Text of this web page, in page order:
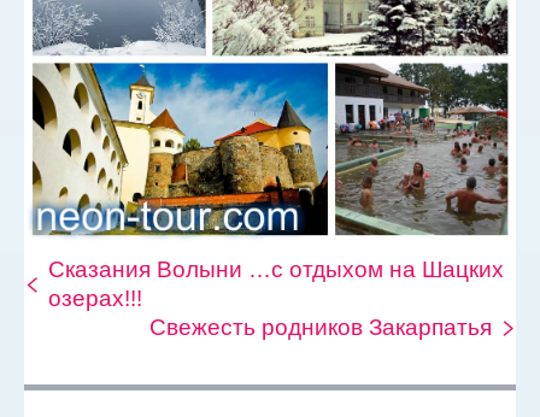
Сказания Волыни …с отдыхом на Шацких
озерах!!!
Свежесть родников Закарпатья